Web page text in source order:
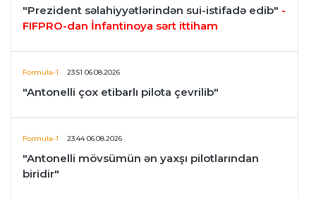
"Prezident səlahiyyətlərindən sui-istifadə edib" -
FIFPRO-dan İnfantinoya sərt ittiham
Formula-1 23:51 06.08.2026
"Antonelli çox etibarlı pilota çevrilib"
Formula-1 23:44 06.08.2026
"Antonelli mövsümün ən yaxşı pilotlarından
biridir"